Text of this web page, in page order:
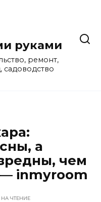
руками
ремонт,
садоводство
а
чем
inmyroom
НА ЧТЕНИЕ